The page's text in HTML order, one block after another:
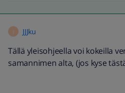
JJJku
Tällä yleisohjeella voi kokeilla
samannimen alta, (jos kyse